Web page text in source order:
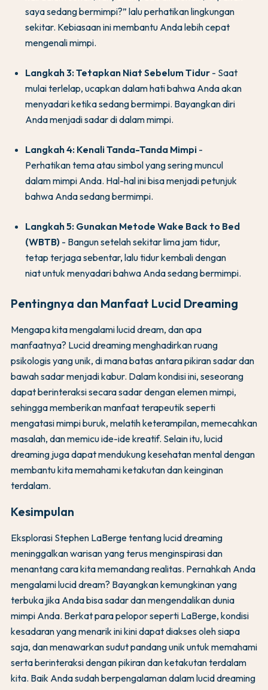
saya sedang bermimpi?” lalu perhatikan lingkungan
sekitar. Kebiasaan ini membantu Anda lebih cepat
mengenali mimpi.
Langkah 3: Tetapkan Niat Sebelum Tidur - Saat
mulai terlelap, ucapkan dalam hati bahwa Anda akan
menyadari ketika sedang bermimpi. Bayangkan diri
Anda menjadi sadar di dalam mimpi.
Langkah 4: Kenali Tanda-Tanda Mimpi -
Perhatikan tema atau simbol yang sering muncul
dalam mimpi Anda. Hal-hal ini bisa menjadi petunjuk
bahwa Anda sedang bermimpi.
Langkah 5: Gunakan Metode Wake Back to Bed
(WBTB) - Bangun setelah sekitar lima jam tidur,
tetap terjaga sebentar, lalu tidur kembali dengan
niat untuk menyadari bahwa Anda sedang bermimpi.
Pentingnya dan Manfaat Lucid Dreaming
Mengapa kita mengalami lucid dream, dan apa
manfaatnya? Lucid dreaming menghadirkan ruang
psikologis yang unik, di mana batas antara pikiran sadar dan
bawah sadar menjadi kabur. Dalam kondisi ini, seseorang
dapat berinteraksi secara sadar dengan elemen mimpi,
sehingga memberikan manfaat terapeutik seperti
mengatasi mimpi buruk, melatih keterampilan, memecahkan
masalah, dan memicu ide-ide kreatif. Selain itu, lucid
dreaming juga dapat mendukung kesehatan mental dengan
membantu kita memahami ketakutan dan keinginan
terdalam.
Kesimpulan
Eksplorasi Stephen LaBerge tentang lucid dreaming
meninggalkan warisan yang terus menginspirasi dan
menantang cara kita memandang realitas. Pernahkah Anda
mengalami lucid dream? Bayangkan kemungkinan yang
terbuka jika Anda bisa sadar dan mengendalikan dunia
mimpi Anda. Berkat para pelopor seperti LaBerge, kondisi
kesadaran yang menarik ini kini dapat diakses oleh siapa
saja, dan menawarkan sudut pandang unik untuk memahami
serta berinteraksi dengan pikiran dan ketakutan terdalam
kita. Baik Anda sudah berpengalaman dalam lucid dreaming